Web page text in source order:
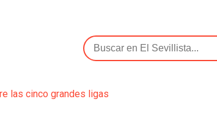
las cinco grandes ligas